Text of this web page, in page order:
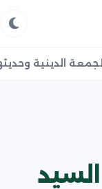
الدينية